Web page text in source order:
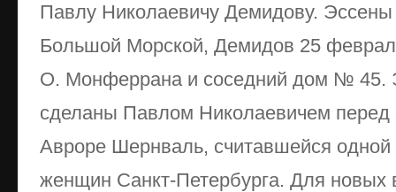
Павлу Николаевичу Демидову.
Большой Морской, Демидов 25
О. Монферрана и соседний дом № 45.
сделаны Павлом Николаевичем перед
Авроре Шернваль, считавшейся
женщин Санкт-Петербурга. Для новых